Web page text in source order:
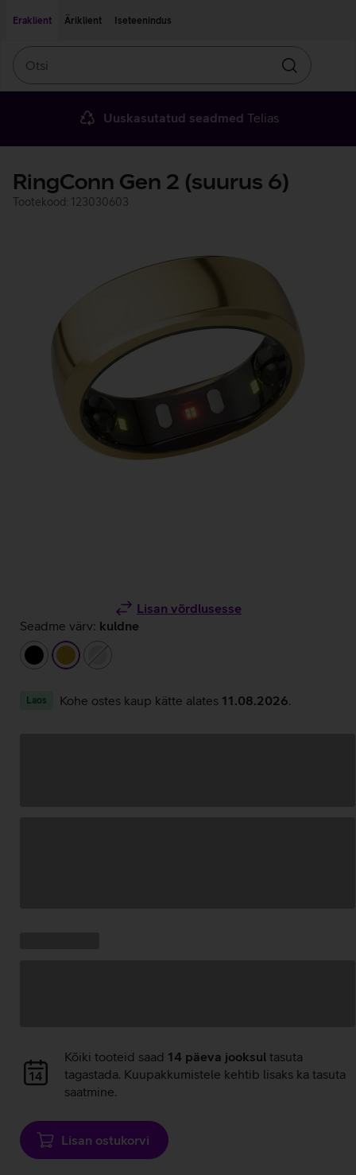
Eraklient
Äriklient Iseteenindus
Otsin
Uuskasutatud seadmed Telias
RingConn Gen 2 (suurus 6)
Tootekood: 123030603
Lisan võrdlusesse
Seadme värv: kuldne
must
kuldnehõbedane
Laos Kohe ostes kaup kätte alates 11.08.2026
Andmete
laadimine
Kõiki tooteid saad 14 päeva jooksul tasuta
tagastada. Kuupakkumistele kehtib lisaks ka tasuta
saatmine.
Lisan ostukorvi